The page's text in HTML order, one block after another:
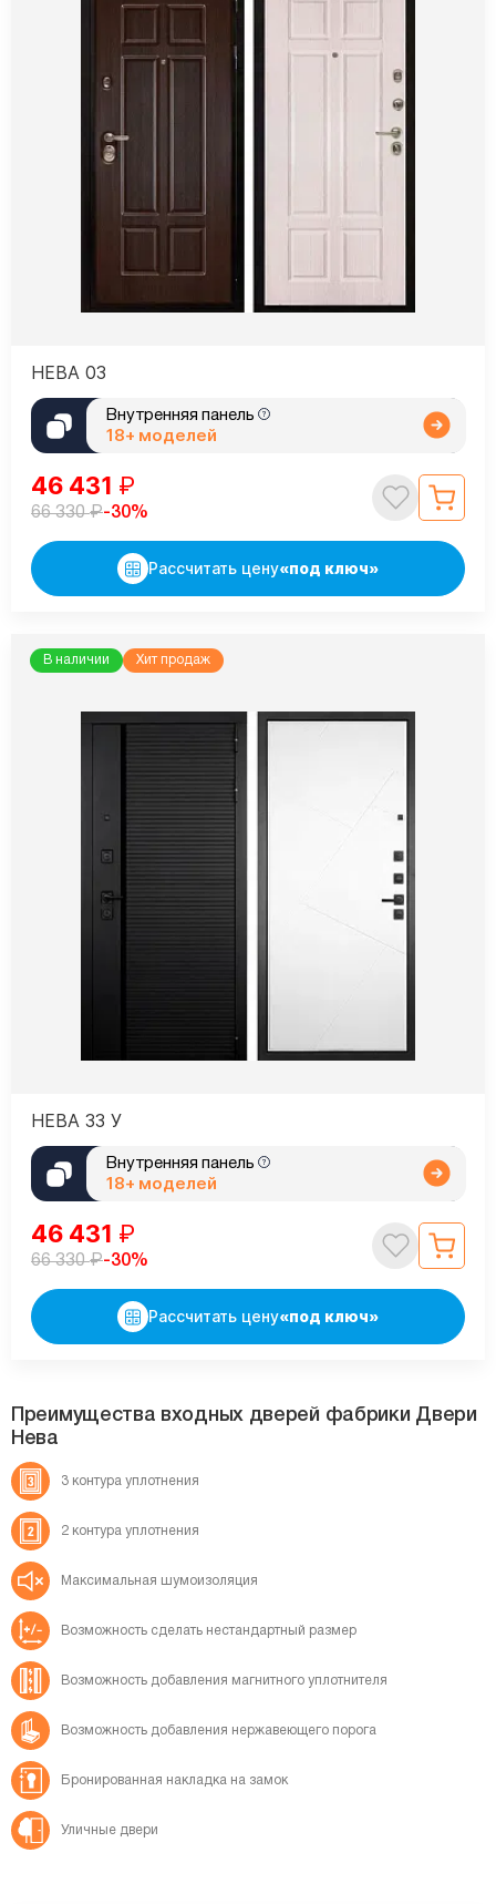
НЕВА 03
Внутренняя панель
18+ моделей
46 431 ₽
66 330₽-30%
Рассчитать цену«под ключ»
В наличии Хит продаж
НЕВА 33 У
Внутренняя панель
18+ моделей
46 431 ₽
66 330₽-30%
Рассчитать цену«под ключ»
Преимущества входных дверей фабрики Двери
Нева
3 контура уплотнения
2 контура уплотнения
Максимальная шумоизоляция
Возможность сделать нестандартный размер
Возможность добавления магнитного уплотнителя
Возможность добавления нержавеющего порога
Бронированная накладка на замок
Уличные двери